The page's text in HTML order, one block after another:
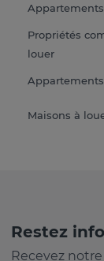
Propriétés
louer
Maisons à
Restez
Recevez